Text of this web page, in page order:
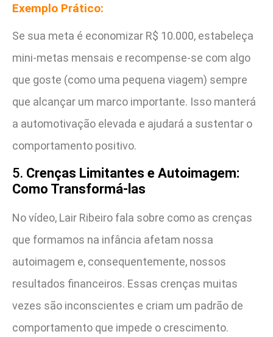
Exemplo Prático:
Se sua meta é economizar R$ 10.000, estabeleça
mini-metas mensais e recompense-se com algo
que goste (como uma pequena viagem) sempre
que alcançar um marco importante. Isso manterá
a automotivação elevada e ajudará a sustentar o
comportamento positivo.
5. Crenças Limitantes e Autoimagem:
Como Transformá-las
No vídeo, Lair Ribeiro fala sobre como as crenças
que formamos na infância afetam nossa
autoimagem e, consequentemente, nossos
resultados financeiros. Essas crenças muitas
vezes são inconscientes e criam um padrão de
comportamento que impede o crescimento.